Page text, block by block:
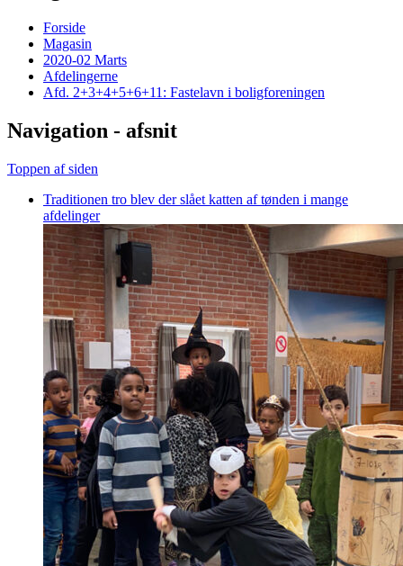
Forside
Magasin
2020-02 Marts
Afdelingerne
Afd. 2+3+4+5+6+11: Fastelavn i boligforeningen
Navigation - afsnit
Toppen af siden
Traditionen tro blev der slået katten af tønden i mange
afdelinger